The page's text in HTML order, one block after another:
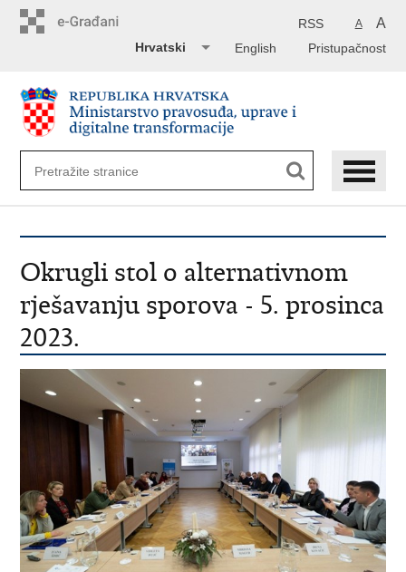
A A
RSS
Pristupačnost
English
Hrvatski
Okrugli stol o alternativnom
rješavanju sporova - 5. prosinca
2023.